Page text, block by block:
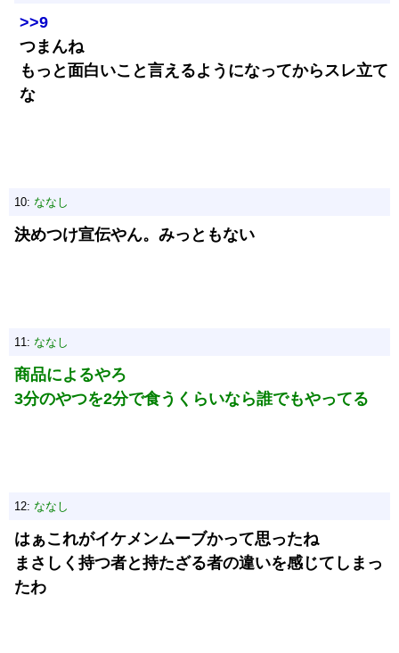
>>9
つまんね
もっと面白いこと言えるようになってからスレ立て
な
10: ななし
決めつけ宣伝やん。みっともない
11: ななし
商品によるやろ
3分のやつを2分で食うくらいなら誰でもやってる
12: ななし
はぁこれがイケメンムーブかって思ったね
まさしく持つ者と持たざる者の違いを感じてしまっ
たわ